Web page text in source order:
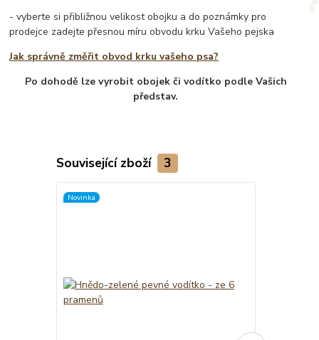
- vyberte si přibližnou velikost obojku a do poznámky pro
prodejce zadejte přesnou míru obvodu krku Vašeho pejska
Jak správně změřit obvod krku vašeho psa?
Po dohodě lze vyrobit obojek či vodítko podle Vašich
představ.
Související zboží 3
Novinka